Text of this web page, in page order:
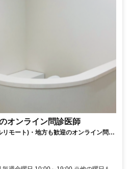
オンライン問診医師
モート)・地方も歓迎のオンライン問診